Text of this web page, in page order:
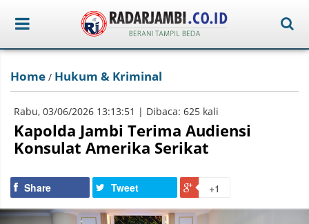
Home / Hukum & Kriminal
Rabu, 03/06/2026 13:13:51 | Dibaca: 625 kali
Kapolda Jambi Terima Audiensi
Konsulat Amerika Serikat
Share Tweet +1